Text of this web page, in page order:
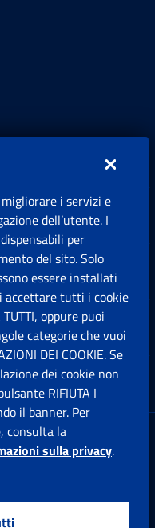
Grande, 21
i servizi e
dell’utente. I
per
del sito. Solo
essere installati
accettare tutti i cookie
oppure puoi
categorie che vuoi
DEI COOKIE. Se
dei cookie non
RIFIUTA I
il banner. Per
consulta la
sulla privacy.